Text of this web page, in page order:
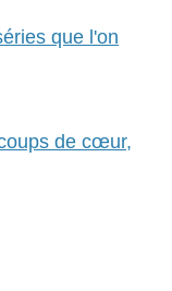
que l'on
de cœur,